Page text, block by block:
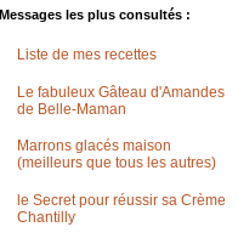
Messages les plus consultés :
Liste de mes recettes
Le fabuleux Gâteau d'Amandes
de Belle-Maman
Marrons glacés maison
(meilleurs que tous les autres)
le Secret pour réussir sa Crème
Chantilly